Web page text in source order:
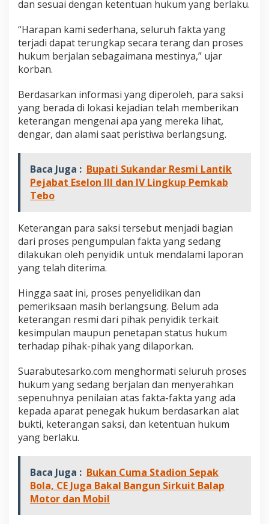
n
h
i
P
a
i
l
a
n
n
y
i
,
M
i
K
a
s
s
D
u
s
t
T
u
s
dan sesuai dengan ketentuan hukum yang berlaku.
“Harapan kami sederhana, seluruh fakta yang
terjadi dapat terungkap secara terang dan proses
hukum berjalan sebagaimana mestinya,” ujar
korban.
Berdasarkan informasi yang diperoleh, para saksi
yang berada di lokasi kejadian telah memberikan
keterangan mengenai apa yang mereka lihat,
dengar, dan alami saat peristiwa berlangsung.
Baca Juga : Bupati Sukandar Resmi Lantik
Pejabat Eselon III dan IV Lingkup Pemkab
Tebo
Keterangan para saksi tersebut menjadi bagian
dari proses pengumpulan fakta yang sedang
dilakukan oleh penyidik untuk mendalami laporan
yang telah diterima.
Hingga saat ini, proses penyelidikan dan
pemeriksaan masih berlangsung. Belum ada
keterangan resmi dari pihak penyidik terkait
kesimpulan maupun penetapan status hukum
terhadap pihak-pihak yang dilaporkan.
Suarabutesarko.com menghormati seluruh proses
hukum yang sedang berjalan dan menyerahkan
sepenuhnya penilaian atas fakta-fakta yang ada
kepada aparat penegak hukum berdasarkan alat
bukti, keterangan saksi, dan ketentuan hukum
yang berlaku.
Baca Juga : Bukan Cuma Stadion Sepak
Bola, CE Juga Bakal Bangun Sirkuit Balap
Motor dan Mobil